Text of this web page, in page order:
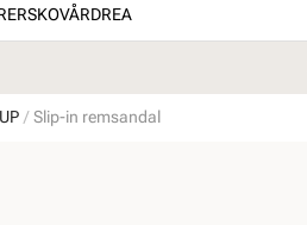
SKOVÅRDREA
Slip-in remsandal